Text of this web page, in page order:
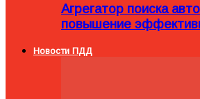
Агрегатор поиска
повышение
Новости ПДД